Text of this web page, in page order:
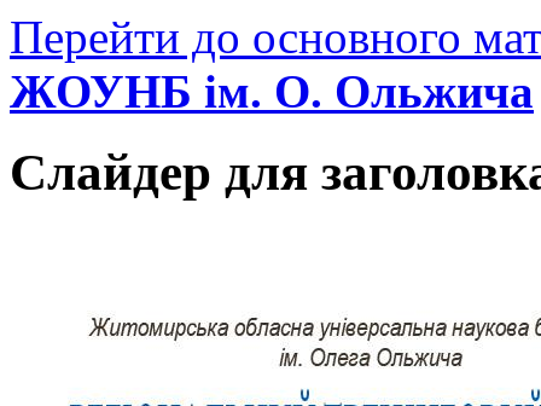
Перейти до основного
ЖОУНБ ім. О. Ольжича
Слайдер для